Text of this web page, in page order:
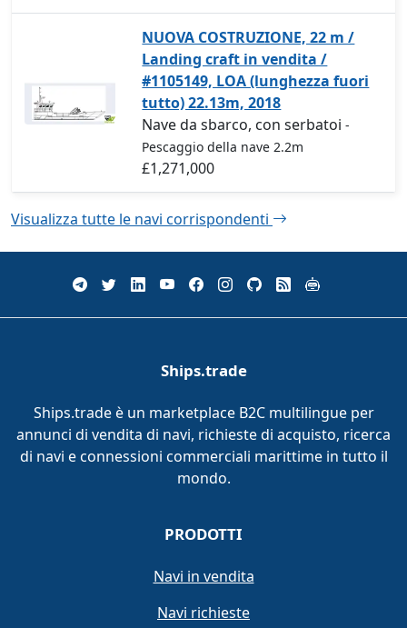
NUOVA COSTRUZIONE, 22 m /
Landing craft in vendita /
#1105149, LOA (lunghezza fuori
tutto) 22.13m, 2018
Nave da sbarco, con serbatoi-
Pescaggio della nave 2.2m
£1,271,000
Visualizza tutte le navi corrispondenti
Ships.trade
Ships.trade è un marketplace B2C multilingue per
annunci di vendita di navi, richieste di acquisto, ricerca
di navi e connessioni commerciali marittime in tutto il
mondo.
PRODOTTI
Navi in vendita
Navi richieste